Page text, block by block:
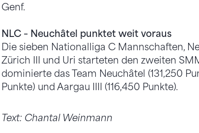
Genf.
NLC – Neuchâtel punktet weit voraus
Die sieben Nationalliga C Mannschaften,
Zürich III und Uri starteten den zweiten
dominierte das Team Neuchâtel (131,250
Punkte) und Aargau IIII (116,450 Punkte).
Text: Chantal Weinmann